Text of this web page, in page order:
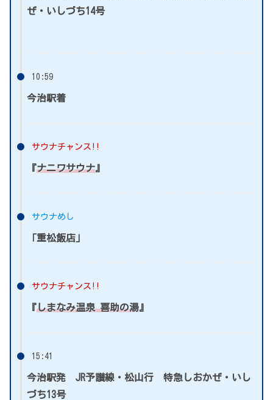
ぜ・いしづち14号
10:59
今治駅着
サウナチャンス!!
『ナニワサウナ』
サウナめし
「重松飯店」
サウナチャンス!!
『しまなみ温泉 喜助の湯』
15:41
今治駅発 JR予讃線・松山行 特急しおかぜ・いし
づち13号